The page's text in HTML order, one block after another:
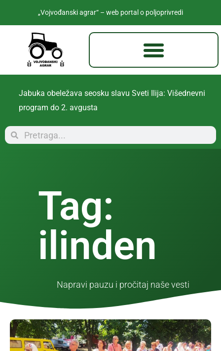
„Vojvođanski agrar“ – web portal o poljoprivredi
Jabuka obeležava seosku slavu Sveti Ilija: Višednevni
program do 2. avgusta
Tag:
ilinden
Napravi pauzu i pročitaj naše vesti